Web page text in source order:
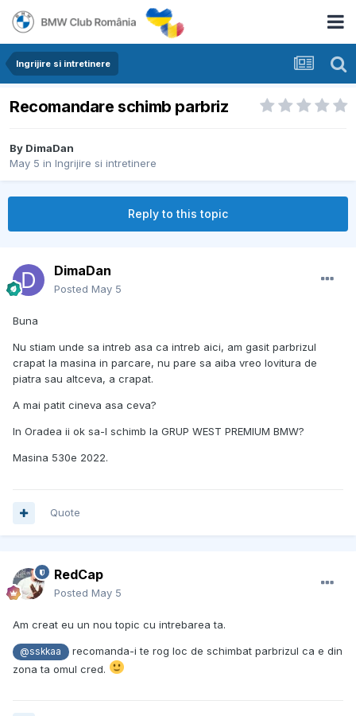
Ingrijire si intretinere
Recomandare schimb parbriz
By DimaDan
May 5 in Ingrijire si intretinere
Reply to this topic
DimaDan
Posted May 5
Buna
Nu stiam unde sa intreb asa ca intreb aici, am gasit parbrizul
crapat la masina in parcare, nu pare sa aiba vreo lovitura de
piatra sau altceva, a crapat.
A mai patit cineva asa ceva?
In Oradea ii ok sa-l schimb la GRUP WEST PREMIUM BMW?
Masina 530e 2022.
Quote
RedCap
Posted May 5
Am creat eu un nou topic cu intrebarea ta.
@sskkaa
recomanda-i te rog loc de schimbat parbrizul ca e din
zona ta omul cred.